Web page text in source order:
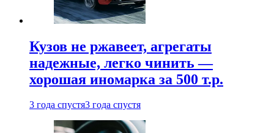
Кузов не ржавеет, агрегаты
надежные, легко чинить —
хорошая иномарка за 500 т.р.
3 года спустя3 года спустя